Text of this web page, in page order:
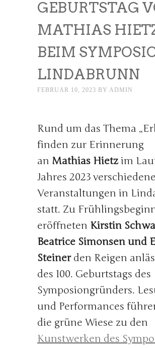
GEBURTSTAG
MATHIAS
BEIM
LINDABRUNN
FEBRUAR 10, 2023 BY ADMIN
Rund um das Thema
finden zur Erinnerung
an Mathias Hietz im
Jahres 2023 verschiedene
Veranstaltungen in
statt. Zu
eröffneten Kirstin
Beatrice Simonsen und
Steinerden Reigen
des 100. Geburtstags des
Symposiongründers.
und Performances
die grüne Wiese zu den
Kunstwerken des